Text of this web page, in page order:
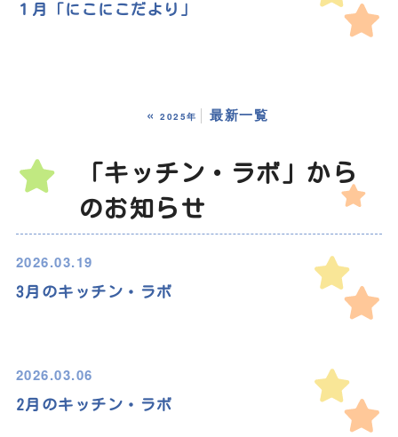
１月「にこにこだより」
«2025年 最新一覧
「キッチン・ラボ」から
のお知らせ
2026.03.19
3月のキッチン・ラボ
2026.03.06
2月のキッチン・ラボ